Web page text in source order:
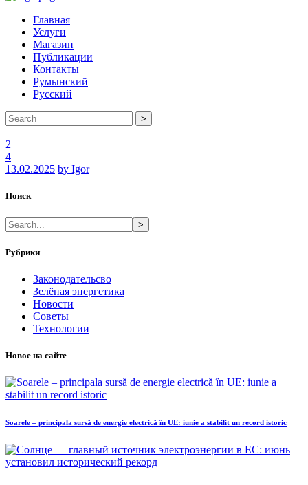
Главная
Услуги
Магазин
Публикации
Контакты
Румынский
Русский
>
2
4
13.02.2025 by Igor
Поиск
>
Рубрики
Законодательсво
Зелёная энергетика
Новости
Советы
Технологии
Новое на сайте
Soarele – principala sursă de energie electrică în UE: iunie a stabilit un record istoric